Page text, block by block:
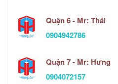
Quận 6 - Mr: Thái
0904942786
Quận 7 - Mr: Hưng
0904072157